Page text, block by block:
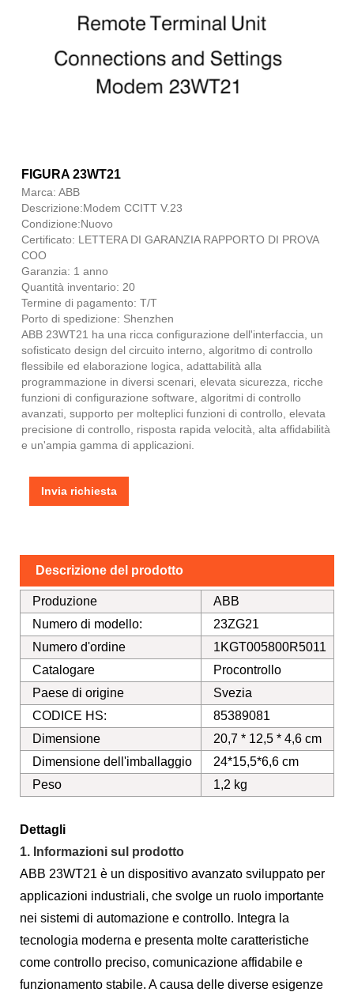
FIGURA 23WT21
Marca: ABB
Descrizione:Modem CCITT V.23
Condizione:Nuovo
Certificato: LETTERA DI GARANZIA RAPPORTO DI PROVA
COO
Garanzia: 1 anno
Quantità inventario: 20
Termine di pagamento: T/T
Porto di spedizione: Shenzhen
ABB 23WT21 ha una ricca configurazione dell'interfaccia, un
sofisticato design del circuito interno, algoritmo di controllo
flessibile ed elaborazione logica, adattabilità alla
programmazione in diversi scenari, elevata sicurezza, ricche
funzioni di configurazione software, algoritmi di controllo
avanzati, supporto per molteplici funzioni di controllo, elevata
precisione di controllo, risposta rapida velocità, alta affidabilità
e un'ampia gamma di applicazioni.
Invia richiesta
Descrizione del prodotto
Produzione
ABB
Numero di modello:
23ZG21
Numero d'ordine
1KGT005800R5011
Catalogare
Procontrollo
Paese di origine
Svezia
CODICE HS:
85389081
Dimensione
20,7 * 12,5 * 4,6 cm
Dimensione dell'imballaggio
24*15,5*6,6 cm
Peso
1,2 kg
Dettagli
1. Informazioni sul prodotto
ABB 23WT21 è un dispositivo avanzato sviluppato per
applicazioni industriali, che svolge un ruolo importante
nei sistemi di automazione e controllo. Integra la
tecnologia moderna e presenta molte caratteristiche
come controllo preciso, comunicazione affidabile e
funzionamento stabile. A causa delle diverse esigenze